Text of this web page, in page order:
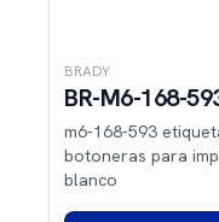
BRADY
BR-M6-168-
m6-168-593
botoneras para
blanco